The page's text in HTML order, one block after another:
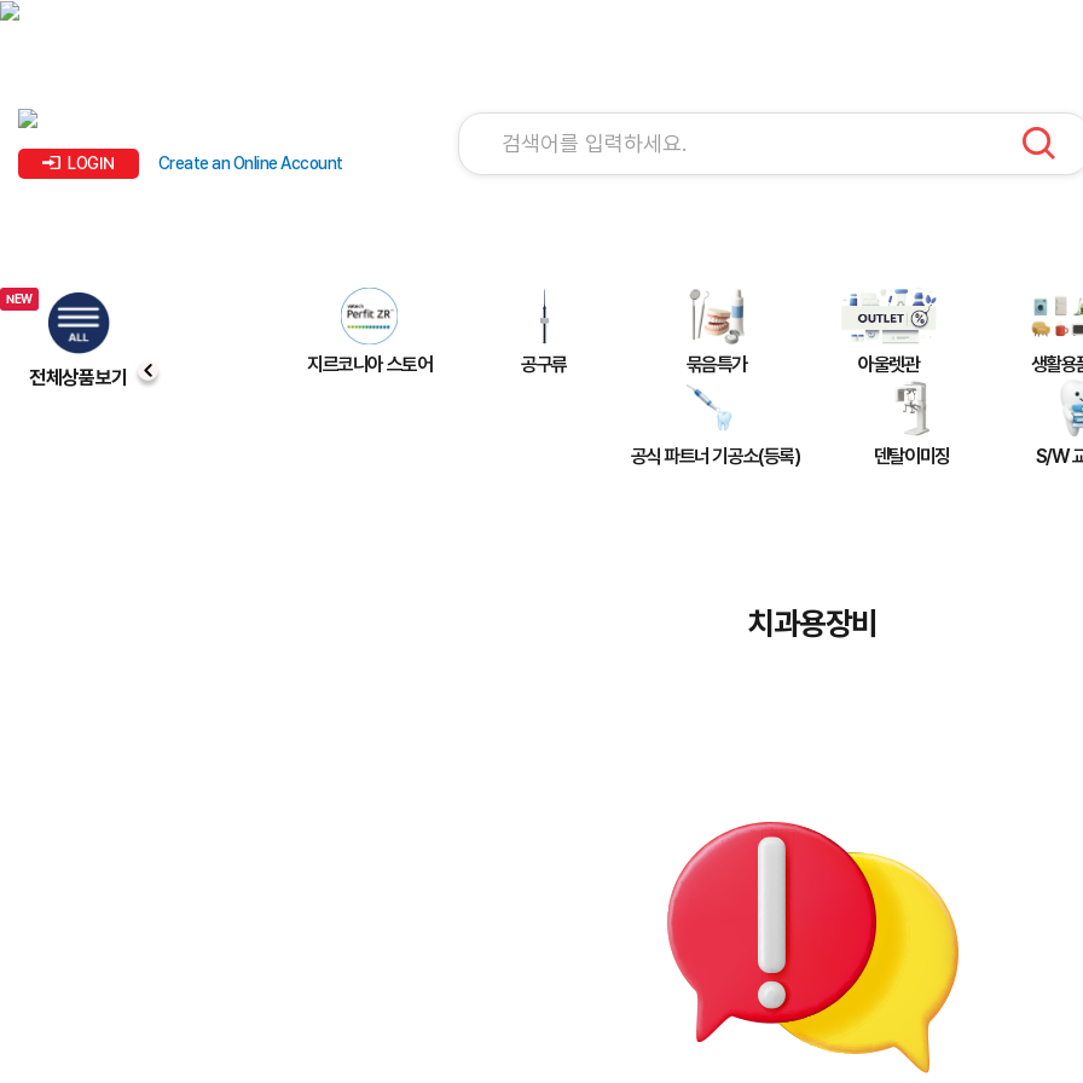
LOGIN Create an Online Account
전체상품보기
지르코니아 스토어 공구류 묶음특가 아울렛관 생활용
공식 파트너 기공소(등록) 덴탈이미징 S/W
치과용장비